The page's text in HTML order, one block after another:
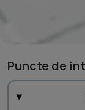
Puncte de